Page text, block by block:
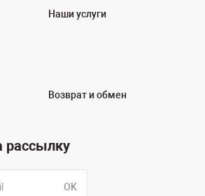
Наши услуги
Возврат и обмен
рассылку
OK